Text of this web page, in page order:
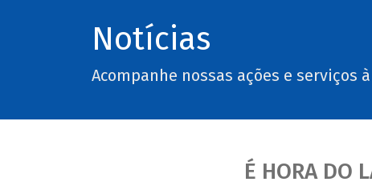
Notícias
Acompanhe nossas ações e serviços
É HORA DO